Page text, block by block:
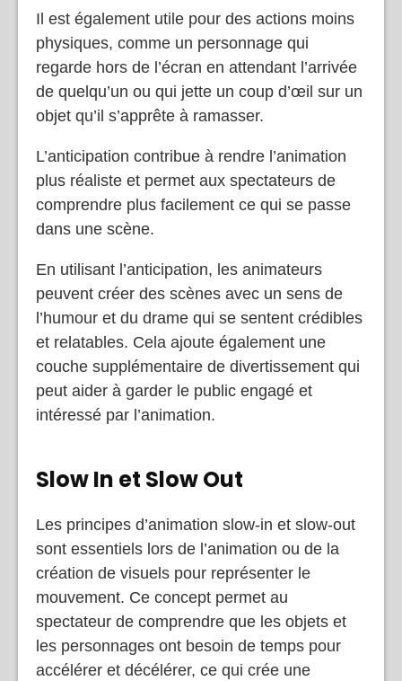
Il est également utile pour des actions moins
physiques, comme un personnage qui
regarde hors de l’écran en attendant l’arrivée
de quelqu’un ou qui jette un coup d’œil sur un
objet qu’il s’apprête à ramasser.
L’anticipation contribue à rendre l’animation
plus réaliste et permet aux spectateurs de
comprendre plus facilement ce qui se passe
dans une scène.
En utilisant l’anticipation, les animateurs
peuvent créer des scènes avec un sens de
l’humour et du drame qui se sentent crédibles
et relatables. Cela ajoute également une
couche supplémentaire de divertissement qui
peut aider à garder le public engagé et
intéressé par l’animation.
Slow In et Slow Out
Les principes d’animation slow-in et slow-out
sont essentiels lors de l’animation ou de la
création de visuels pour représenter le
mouvement. Ce concept permet au
spectateur de comprendre que les objets et
les personnages ont besoin de temps pour
accélérer et décélérer, ce qui crée une